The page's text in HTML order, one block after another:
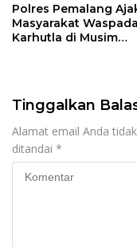
Polres Pemalang
Masyarakat Waspada
Karhutla di Musim
Tinggalkan
Alamat email Anda
ditandai *